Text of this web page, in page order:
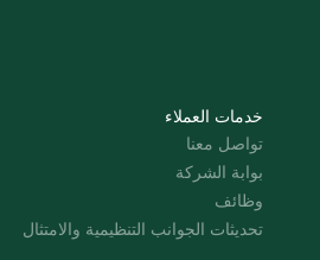
خدمات العملاء
تواصل معنا
بوابة الشركة
وظائف
تحديثات الجوانب التنظيمية والامتثال